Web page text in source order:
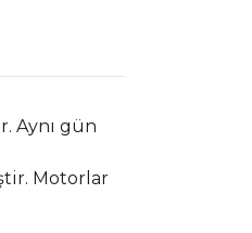
Aynı gün
Motorlar